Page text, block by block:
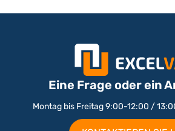
Eine Frage oder ein
Montag bis Freitag 9:00-12:00 /